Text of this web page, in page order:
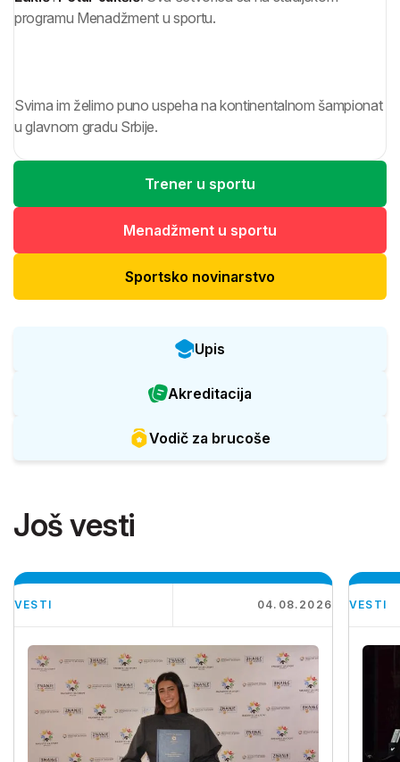
programu Menadžment u sportu.
Svima im želimo puno uspeha na kontinentalnom šampionat
u glavnom gradu Srbije.
Trener u sportu
Menadžment u sportu
Sportsko novinarstvo
Upis
Akreditacija
Vodič za brucoše
Još vesti
VESTI 04.08.2026 VESTI